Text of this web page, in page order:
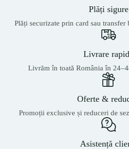
Plăți sigure
Plăți securizate prin card sau transfer
Livrare
Livrăm în toată România în
Oferte &
Promoții exclusive și reduceri de
Asistență